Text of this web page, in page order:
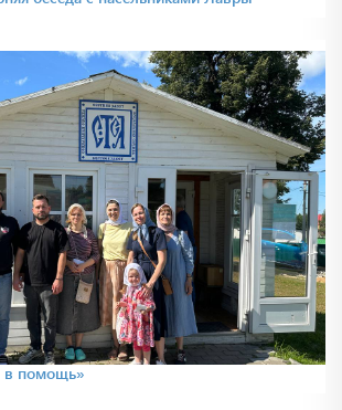
в помощь»